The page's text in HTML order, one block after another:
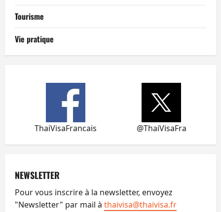
Tourisme
Vie pratique
ThaiVisaFrancais @ThaiVisaFra
NEWSLETTER
Pour vous inscrire à la newsletter, envoyez
"Newsletter" par mail à thaivisa@thaivisa.fr